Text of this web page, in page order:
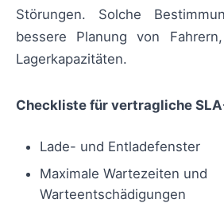
Störungen. Solche
bessere Planung von
Lagerkapazitäten.
Checkliste für vertragliche
Lade- und Entladefenster
Maximale Wartezeiten und
Warteentschädigungen